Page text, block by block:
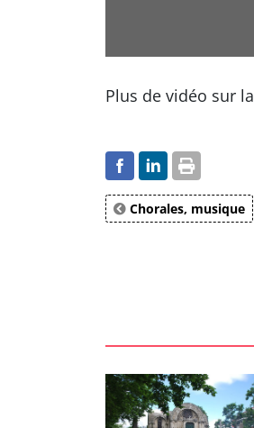
Plus de vidéo sur la
Chorales, musique